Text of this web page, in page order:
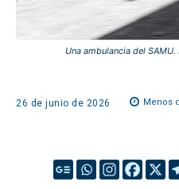
Una ambulancia del
26 de junio de 2026 Menos